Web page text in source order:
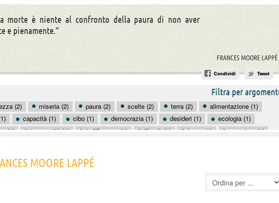
morte è niente al confronto della paura di non aver
e pienamente.”
FRANCES MOORE LAPPÉ
Condividi Tweet
Filtra per
(2) miseria (2) paura (2) scelte (2) terra (2)
alimentazione (1)
capacità (1) cibo (1) democrazia (1) desideri (1)
ecologia (1)
(1) incapacità (1) indifferenza (1) libertà (1) lusso (1)
mangiare (1)
MOORE LAPPÉ